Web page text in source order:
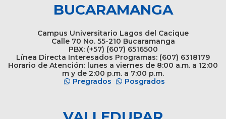
BUCARAMANGA
Campus Universitario Lagos del Cacique
Calle 70 No. 55-210 Bucaramanga
PBX: (+57) (607) 6516500
Línea Directa Interesados Programas: (607) 6318179
Horario de Atención: lunes a viernes de 8:00 a.m. a 12:00
m y de 2:00 p.m. a 7:00 p.m.
Pregrados
Posgrados